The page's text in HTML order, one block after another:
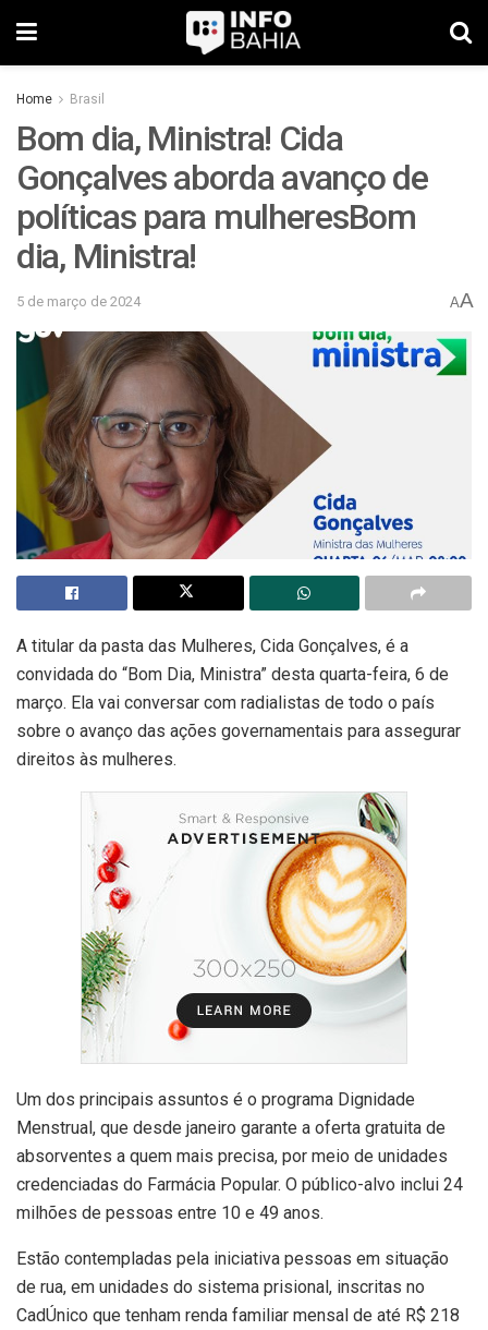
Home Brasil
Bom dia, Ministra! Cida
Gonçalves aborda avanço de
políticas para mulheresBom
dia, Ministra!
5 de março de 2024 AA
A titular da pasta das Mulheres, Cida Gonçalves, é a
convidada do “Bom Dia, Ministra” desta quarta-feira, 6 de
março. Ela vai conversar com radialistas de todo o país
sobre o avanço das ações governamentais para assegurar
direitos às mulheres.
Um dos principais assuntos é o programa Dignidade
Menstrual, que desde janeiro garante a oferta gratuita de
absorventes a quem mais precisa, por meio de unidades
credenciadas do Farmácia Popular. O público-alvo inclui 24
milhões de pessoas entre 10 e 49 anos.
Estão contempladas pela iniciativa pessoas em situação
de rua, em unidades do sistema prisional, inscritas no
CadÚnico que tenham renda familiar mensal de até R$ 218